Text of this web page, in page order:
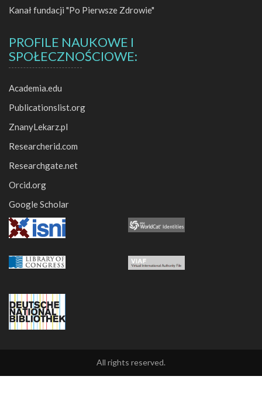
Kanał fundacji "Po Pierwsze Zdrowie"
PROFILE NAUKOWE I
SPOŁECZNOŚCIOWE:
Academia.edu
Publicationslist.org
ZnanyLekarz.pl
Researcherid.com
Researchgate.net
Orcid.org
Google Scholar
All rights reserved.